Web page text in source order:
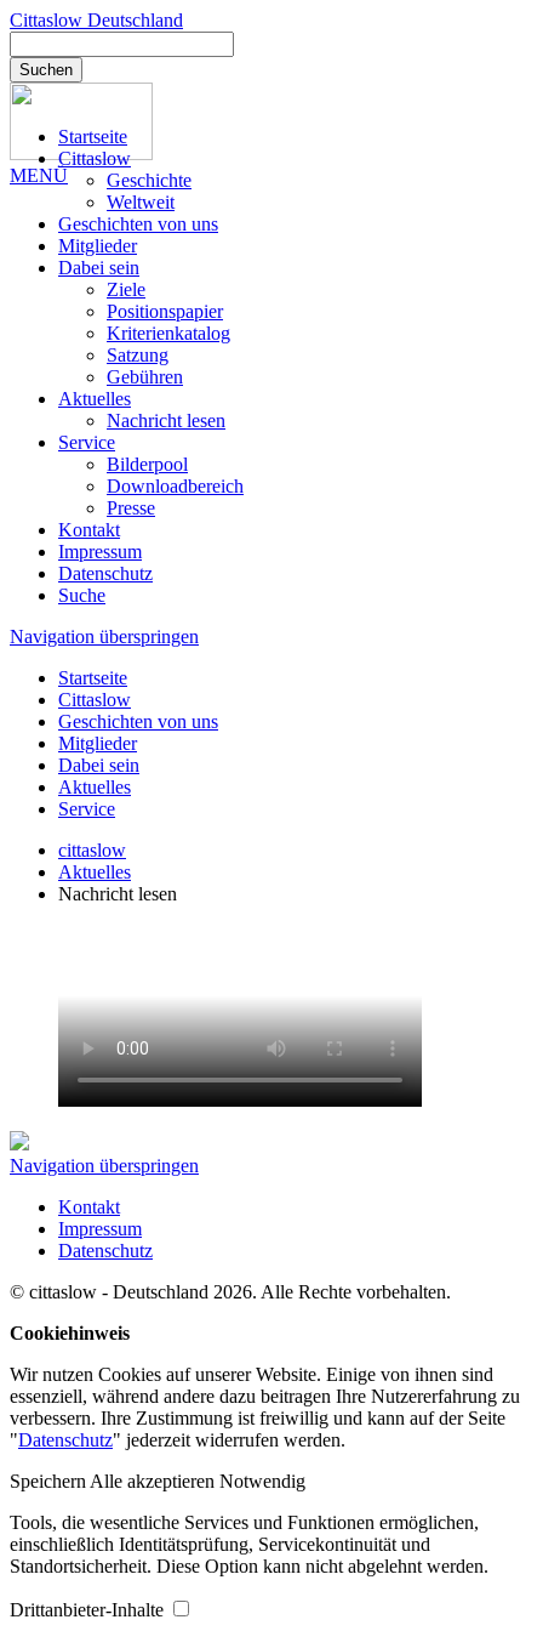
Cittaslow Deutschland
Suchen
MENÜ
Startseite
Cittaslow
Geschichte
Weltweit
Geschichten von uns
Mitglieder
Dabei sein
Ziele
Positionspapier
Kriterienkatalog
Satzung
Gebühren
Aktuelles
Nachricht lesen
Service
Bilderpool
Downloadbereich
Presse
Kontakt
Impressum
Datenschutz
Suche
Navigation überspringen
Startseite
Cittaslow
Geschichten von uns
Mitglieder
Dabei sein
Aktuelles
Service
cittaslow
Aktuelles
Nachricht lesen
Navigation überspringen
Kontakt
Impressum
Datenschutz
© cittaslow - Deutschland 2026. Alle Rechte vorbehalten.
Cookiehinweis
Wir nutzen Cookies auf unserer Website. Einige von ihnen sind
essenziell, während andere dazu beitragen Ihre Nutzererfahrung zu
verbessern. Ihre Zustimmung ist freiwillig und kann auf der Seite
"Datenschutz" jederzeit widerrufen werden.
Speichern Alle akzeptieren Notwendig
Tools, die wesentliche Services und Funktionen ermöglichen,
einschließlich Identitätsprüfung, Servicekontinuität und
Standortsicherheit. Diese Option kann nicht abgelehnt werden.
Drittanbieter-Inhalte